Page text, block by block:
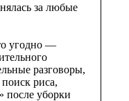
за любые
угодно —
разговоры,
риса,
после уборки